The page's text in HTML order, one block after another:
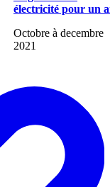
électricité pour un
Octobre à decembre
2021